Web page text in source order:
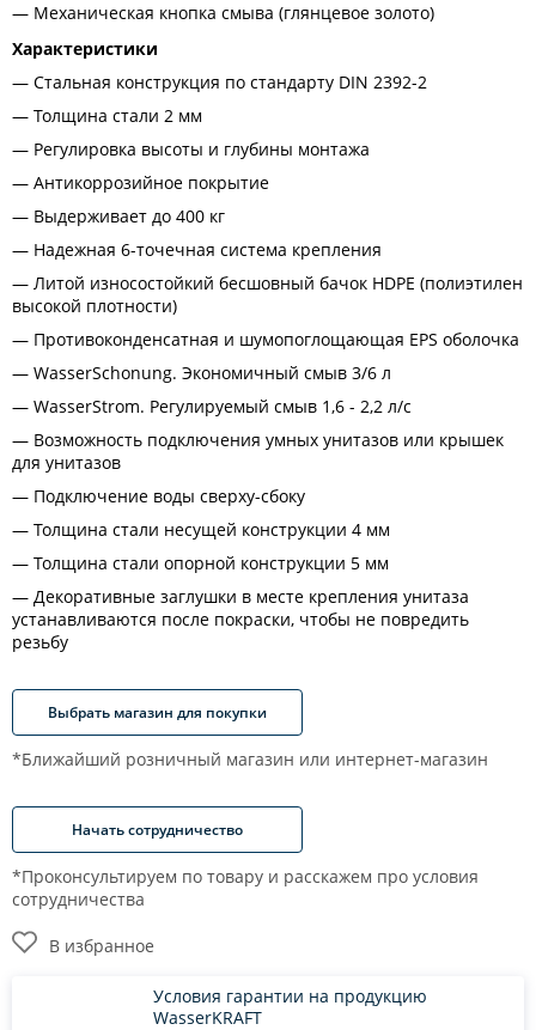
Механическая кнопка смыва (глянцевое золото)
Характеристики
Стальная конструкция по стандарту DIN 2392-2
Толщина стали 2 мм
Регулировка высоты и глубины монтажа
Антикоррозийное покрытие
Выдерживает до 400 кг
Надежная 6-точечная система крепления
Литой износостойкий бесшовный бачок HDPE (полиэтилен
высокой плотности)
Противоконденсатная и шумопоглощающая EPS оболочка
WasserSchonung. Экономичный смыв 3/6 л
WasserStrom. Регулируемый смыв 1,6 - 2,2 л/с
Возможность подключения умных унитазов или крышек
для унитазов
Подключение воды сверху-сбоку
Толщина стали несущей конструкции 4 мм
Толщина стали опорной конструкции 5 мм
Декоративные заглушки в месте крепления унитаза
устанавливаются после покраски, чтобы не повредить
резьбу
Выбрать магазин для покупки
*Ближайший розничный магазин или интернет-магазин
Начать сотрудничество
*Проконсультируем по товару и расскажем про условия
сотрудничества
В избранное
Условия гарантии на продукцию
WasserKRAFT